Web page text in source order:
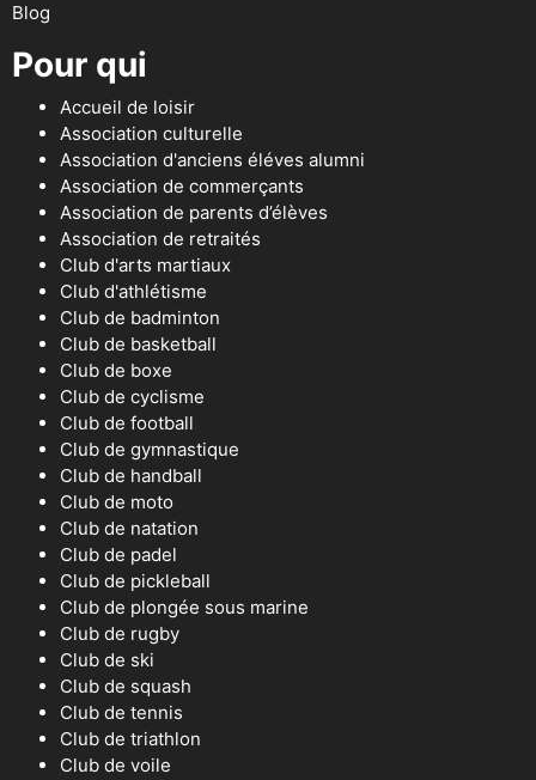
Blog
Pour qui
Accueil de loisir
Association culturelle
Association d'anciens éléves alumni
Association de commerçants
Association de parents d’élèves
Association de retraités
Club d'arts martiaux
Club d'athlétisme
Club de badminton
Club de basketball
Club de boxe
Club de cyclisme
Club de football
Club de gymnastique
Club de handball
Club de moto
Club de natation
Club de padel
Club de pickleball
Club de plongée sous marine
Club de rugby
Club de ski
Club de squash
Club de tennis
Club de triathlon
Club de voile